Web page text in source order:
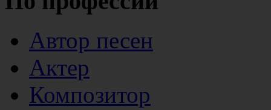
Автор песен
Актер
Композитор